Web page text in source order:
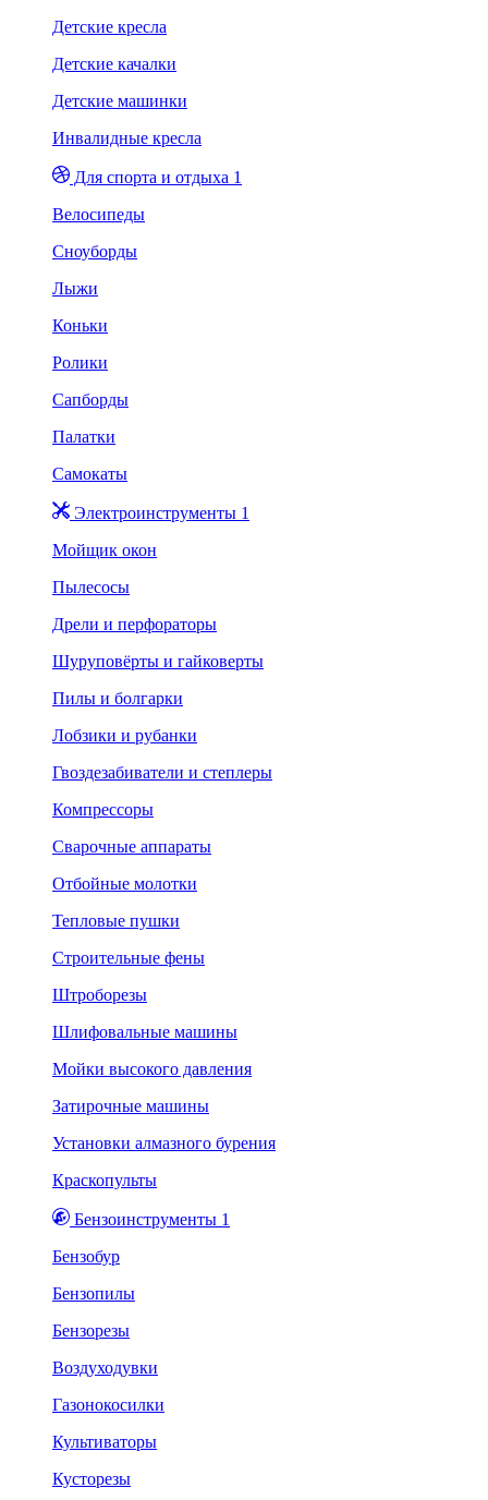
Детские кресла
Детские качалки
Детские машинки
Инвалидные кресла
Для спорта и отдыха 1
Велосипеды
Сноуборды
Лыжи
Коньки
Ролики
Сапборды
Палатки
Самокаты
Электроинструменты 1
Мойщик окон
Пылесосы
Дрели и перфораторы
Шуруповёрты и гайковерты
Пилы и болгарки
Лобзики и рубанки
Гвоздезабиватели и степлеры
Компрессоры
Сварочные аппараты
Отбойные молотки
Тепловые пушки
Строительные фены
Штроборезы
Шлифовальные машины
Мойки высокого давления
Затирочные машины
Установки алмазного бурения
Краскопульты
Бензоинструменты 1
Бензобур
Бензопилы
Бензорезы
Воздуходувки
Газонокосилки
Культиваторы
Кусторезы